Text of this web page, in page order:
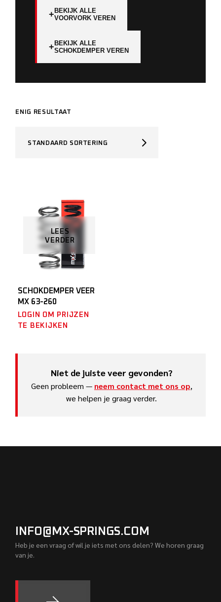
+BEKIJK ALLE
VOORVORK VEREN
+BEKIJK ALLE
SCHOKDEMPER VEREN
ENIG RESULTAAT
STANDAARD SORTERING
LEES
VERDER
SCHOKDEMPER VEER
MX 63-260
LOGIN OM PRIJZEN
TE BEKIJKEN
Niet de juiste veer gevonden?
Geen probleem — neem contact met ons op,
we helpen je graag verder.
INFO@MX-SPRINGS.COM
Heb je een vraag of wil je iets met ons delen? We horen graag
van je.